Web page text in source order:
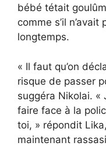
bébé tétait
comme s’il
longtemps.
« Il faut qu’on
risque de passer
suggéra Nikolai. «
faire face à la
toi, » répondit
maintenant